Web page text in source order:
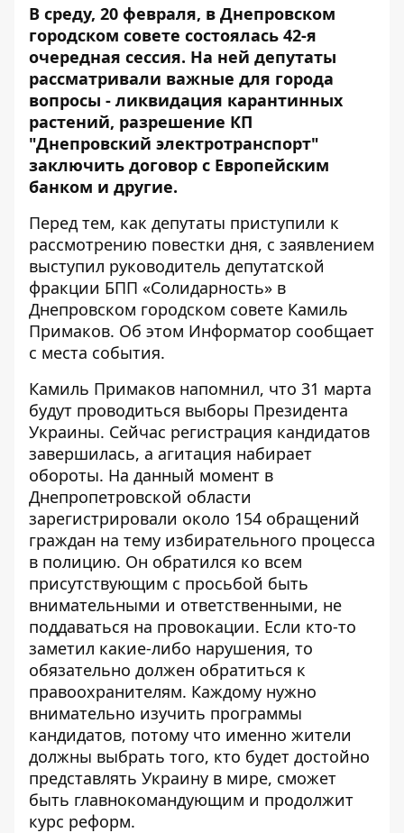
В среду, 20 февраля, в Днепровском
городском совете состоялась 42-я
очередная сессия. На ней депутаты
рассматривали важные для города
вопросы - ликвидация карантинных
растений, разрешение КП
"Днепровский электротранспорт"
заключить договор с Европейским
банком и другие.
Перед тем, как депутаты приступили к
рассмотрению повестки дня, с заявлением
выступил руководитель депутатской
фракции БПП «Солидарность» в
Днепровском городском совете Камиль
Примаков. Об этом Информатор сообщает
с места события.
Камиль Примаков напомнил, что 31 марта
будут проводиться выборы Президента
Украины. Сейчас регистрация кандидатов
завершилась, а агитация набирает
обороты. На данный момент в
Днепропетровской области
зарегистрировали около 154 обращений
граждан на тему избирательного процесса
в полицию. Он обратился ко всем
присутствующим с просьбой быть
внимательными и ответственными, не
поддаваться на провокации. Если кто-то
заметил какие-либо нарушения, то
обязательно должен обратиться к
правоохранителям. Каждому нужно
внимательно изучить программы
кандидатов, потому что именно жители
должны выбрать того, кто будет достойно
представлять Украину в мире, сможет
быть главнокомандующим и продолжит
курс реформ.